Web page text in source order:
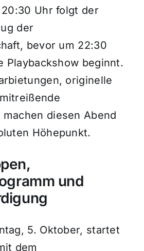
Uhr folgt der
der
bevor um 22:30
Playbackshow beginnt.
originelle
diesen Abend
Höhepunkt.
und
5. Oktober, startet
dem